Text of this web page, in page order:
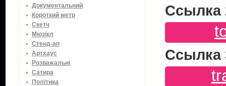
Документальний
Короткий метр
Скетч
Мюзікл
Стенд-ап
Артхаус
Розважальні
Сатира
Політика
Ссылка
Ссылка